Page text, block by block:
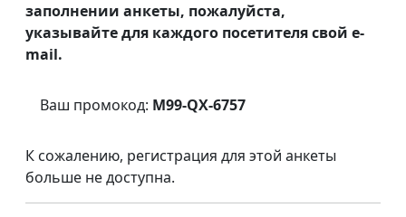
заполнении анкеты, пожалуйста,
указывайте для каждого посетителя свой e-
mail.
Ваш промокод: M99-QX-6757
К сожалению, регистрация для этой анкеты
больше не доступна.